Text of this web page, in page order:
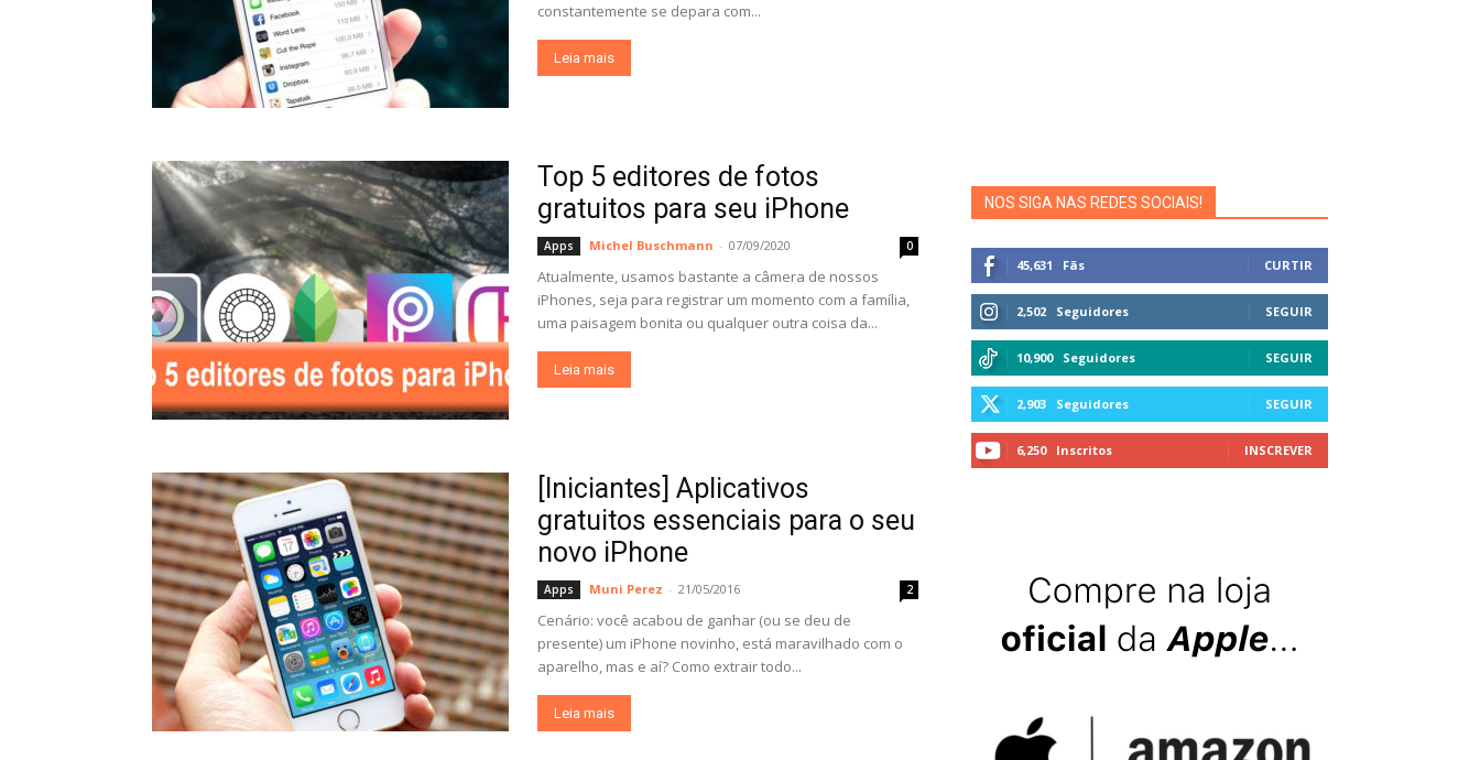
constantemente se depara com...
Leia mais
Top 5 editores de fotos
gratuitos para seu iPhone
Apps Michel Buschmann - 07/09/2020 0
Atualmente, usamos bastante a câmera de nossos
iPhones, seja para registrar um momento com a família,
uma paisagem bonita ou qualquer outra coisa da...
Leia mais
[Iniciantes] Aplicativos
gratuitos essenciais para o seu
novo iPhone
Apps Muni Perez - 21/05/2016 2
Cenário: você acabou de ganhar (ou se deu de
presente) um iPhone novinho, está maravilhado com o
aparelho, mas e aí? Como extrair todo...
Leia mais
NOS SIGA NAS REDES SOCIAIS!
45,631 Fãs CURTIR
2,502 Seguidores SEGUIR
10,900 Seguidores SEGUIR
2,903 Seguidores SEGUIR
6,250 Inscritos INSCREVER